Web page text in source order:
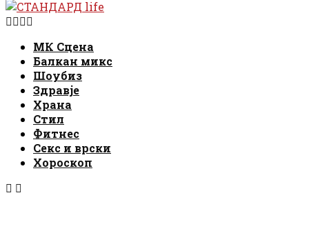
Facebook
Instagram
Email
МК Сцена
Балкан микс
Шоубиз
Здравје
Храна
Стил
Фитнес
Секс и врски
Хороскоп